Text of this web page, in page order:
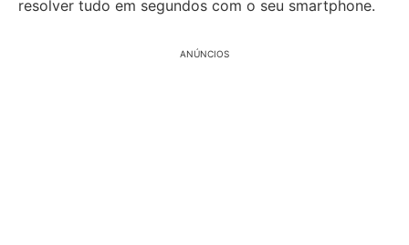
resolver tudo em segundos com o seu smartphone.
ANÚNCIOS